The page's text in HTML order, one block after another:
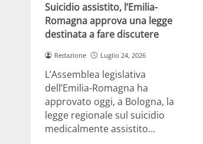
Suicidio assistito, l’Emilia-
Romagna approva una legge
destinata a fare discutere
Redazione Luglio 24, 2026
L’Assemblea legislativa
dell’Emilia-Romagna ha
approvato oggi, a Bologna, la
legge regionale sul suicidio
medicalmente assistito…